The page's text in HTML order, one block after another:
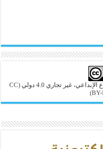
غير تجاري 4.0 دولي
(CC
BY-